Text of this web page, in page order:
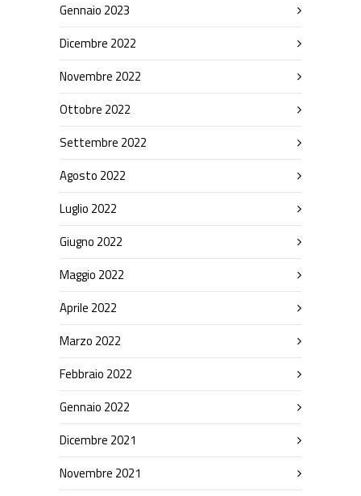
Gennaio 2023
Dicembre 2022
Novembre 2022
Ottobre 2022
Settembre 2022
Agosto 2022
Luglio 2022
Giugno 2022
Maggio 2022
Aprile 2022
Marzo 2022
Febbraio 2022
Gennaio 2022
Dicembre 2021
Novembre 2021